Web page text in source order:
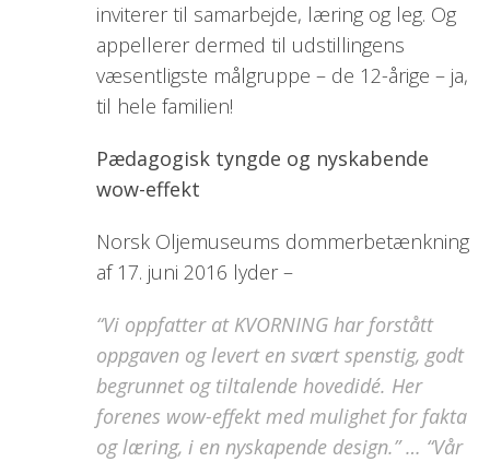
inviterer til samarbejde, læring og leg. Og
appellerer dermed til udstillingens
væsentligste målgruppe – de 12-årige – ja,
til hele familien!
Pædagogisk tyngde og nyskabende
wow-effekt
Norsk Oljemuseums dommerbetænkning
af 17. juni 2016 lyder –
“Vi oppfatter at KVORNING har forstått
oppgaven og levert en svært spenstig, godt
begrunnet og tiltalende hovedidé. Her
forenes wow-effekt med mulighet for fakta
og læring, i en nyskapende design.” … “Vår